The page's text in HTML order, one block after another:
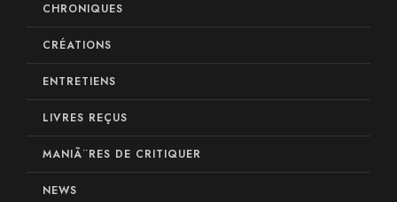
CHRONIQUES
CRÉATIONS
ENTRETIENS
LIVRES REÇUS
MANIÃ¨RES DE CRITIQUER
NEWS